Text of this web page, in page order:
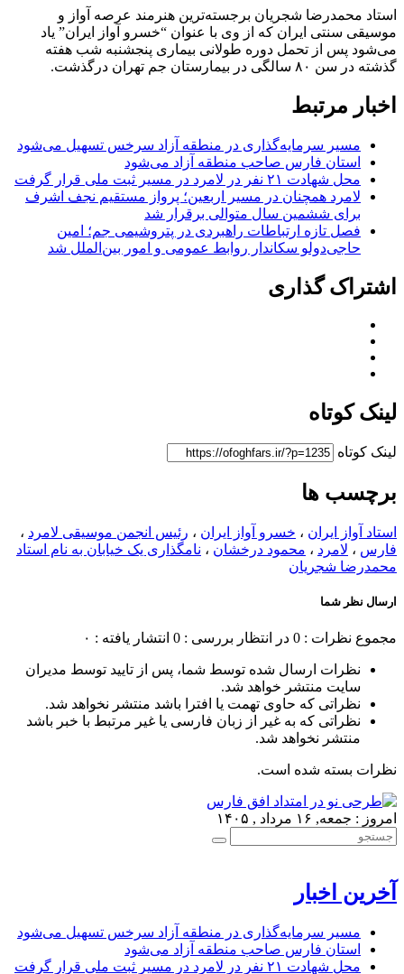
استاد محمدرضا شجریان برجسته‌ترین هنرمند عرصه آواز و
موسیقی سنتی ایران که از وی با عنوان “خسرو آواز ایران” یاد
می‌شود پس از تحمل دوره طولانی بیماری پنجشنبه شب هفته
گذشته در سن ۸۰ سالگی در بیمارستان جم تهران درگذشت.
اخبار مرتبط
مسیر سرمایه‌گذاری در منطقه آزاد سرخس تسهیل می‌شود
استان فارس صاحب منطقه آزاد می‌شود
محل شهادت ۲۱ نفر در لامرد در مسیر ثبت ملی قرار گرفت
لامرد همچنان در مسیر اربعین؛ پرواز مستقیم نجف اشرف
برای ششمین سال متوالی برقرار شد
فصل تازه ارتباطات راهبردی در پتروشیمی جم؛ امین
حاجی‌دولو سکاندار روابط عمومی و امور بین‌الملل شد
اشتراک گذاری
لینک کوتاه
لینک کوتاه
برچسب ها
استاد آواز ایران ، خسرو آواز ایران ، رئیس انجمن موسیقی لامرد ،
فارس ، لامرد ، محمود درخشان ، نامگذاری یک خیابان به نام استاد
محمدرضا شجریان
ارسال نظر شما
مجموع نظرات : 0 در انتظار بررسی : 0 انتشار یافته : ۰
نظرات ارسال شده توسط شما، پس از تایید توسط مدیران
سایت منتشر خواهد شد.
نظراتی که حاوی تهمت یا افترا باشد منتشر نخواهد شد.
نظراتی که به غیر از زبان فارسی یا غیر مرتبط با خبر باشد
منتشر نخواهد شد.
نظرات بسته شده است.
امروز : جمعه, ۱۶ مرداد , ۱۴۰۵
آخرین اخبار
مسیر سرمایه‌گذاری در منطقه آزاد سرخس تسهیل می‌شود
استان فارس صاحب منطقه آزاد می‌شود
محل شهادت ۲۱ نفر در لامرد در مسیر ثبت ملی قرار گرفت